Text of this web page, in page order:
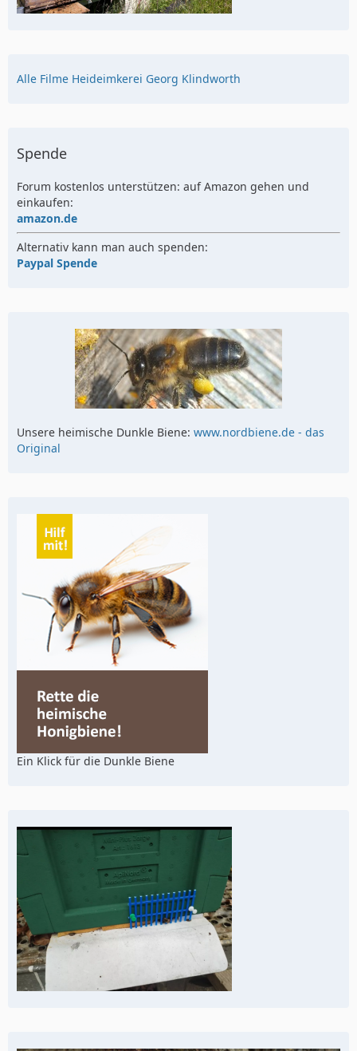
Alle Filme Heideimkerei Georg Klindworth
Spende
Forum kostenlos unterstützen: auf Amazon gehen und
einkaufen:
amazon.de
Alternativ kann man auch spenden:
Paypal Spende
Unsere heimische Dunkle Biene: www.nordbiene.de - das
Original
Ein Klick für die Dunkle Biene